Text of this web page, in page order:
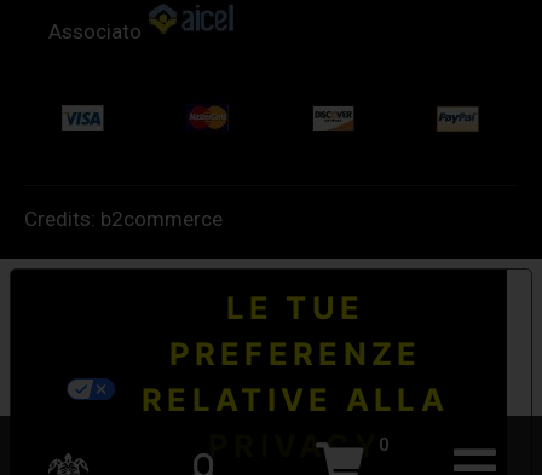
0
Associato
Credits: b2commerce
LE TUE
PREFERENZE
RELATIVE ALLA
PRIVACY